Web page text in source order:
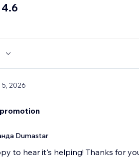
4.6
2026
Dumastar
to hear it's helping! Thanks for